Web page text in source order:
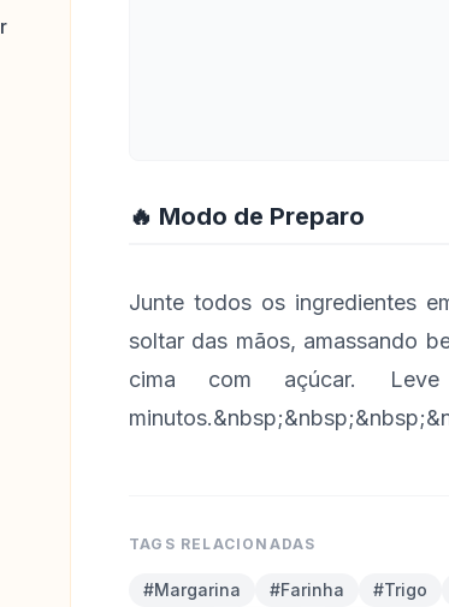
🔥 Modo de Preparo
Junte todos os ingredientes
soltar das mãos, amassando
cima com açúcar.
TAGS RELACIONADAS
#Margarina #Farinha #Trigo